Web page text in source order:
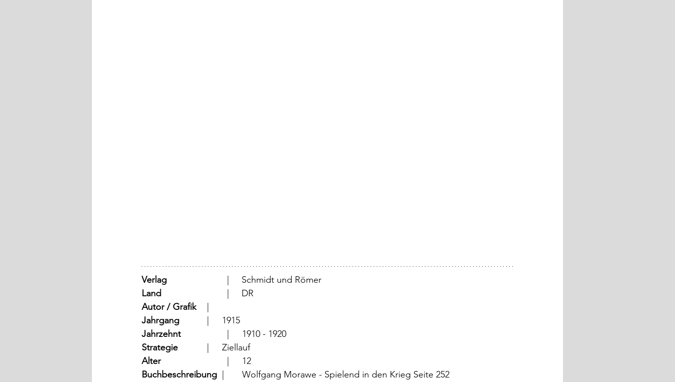
Verlag
			  |     Schmidt und Römer
Land
			  |     DR
Autor / Grafik
	  |
Jahrgang
		  |	1915
Jahrzehnt
		  |	1910 - 1920
Strategie
		  |	Ziellauf
Alter
			  |	12
Buchbeschreibung
|	Wolfgang Morawe - Spielend in den Krieg Seite 252